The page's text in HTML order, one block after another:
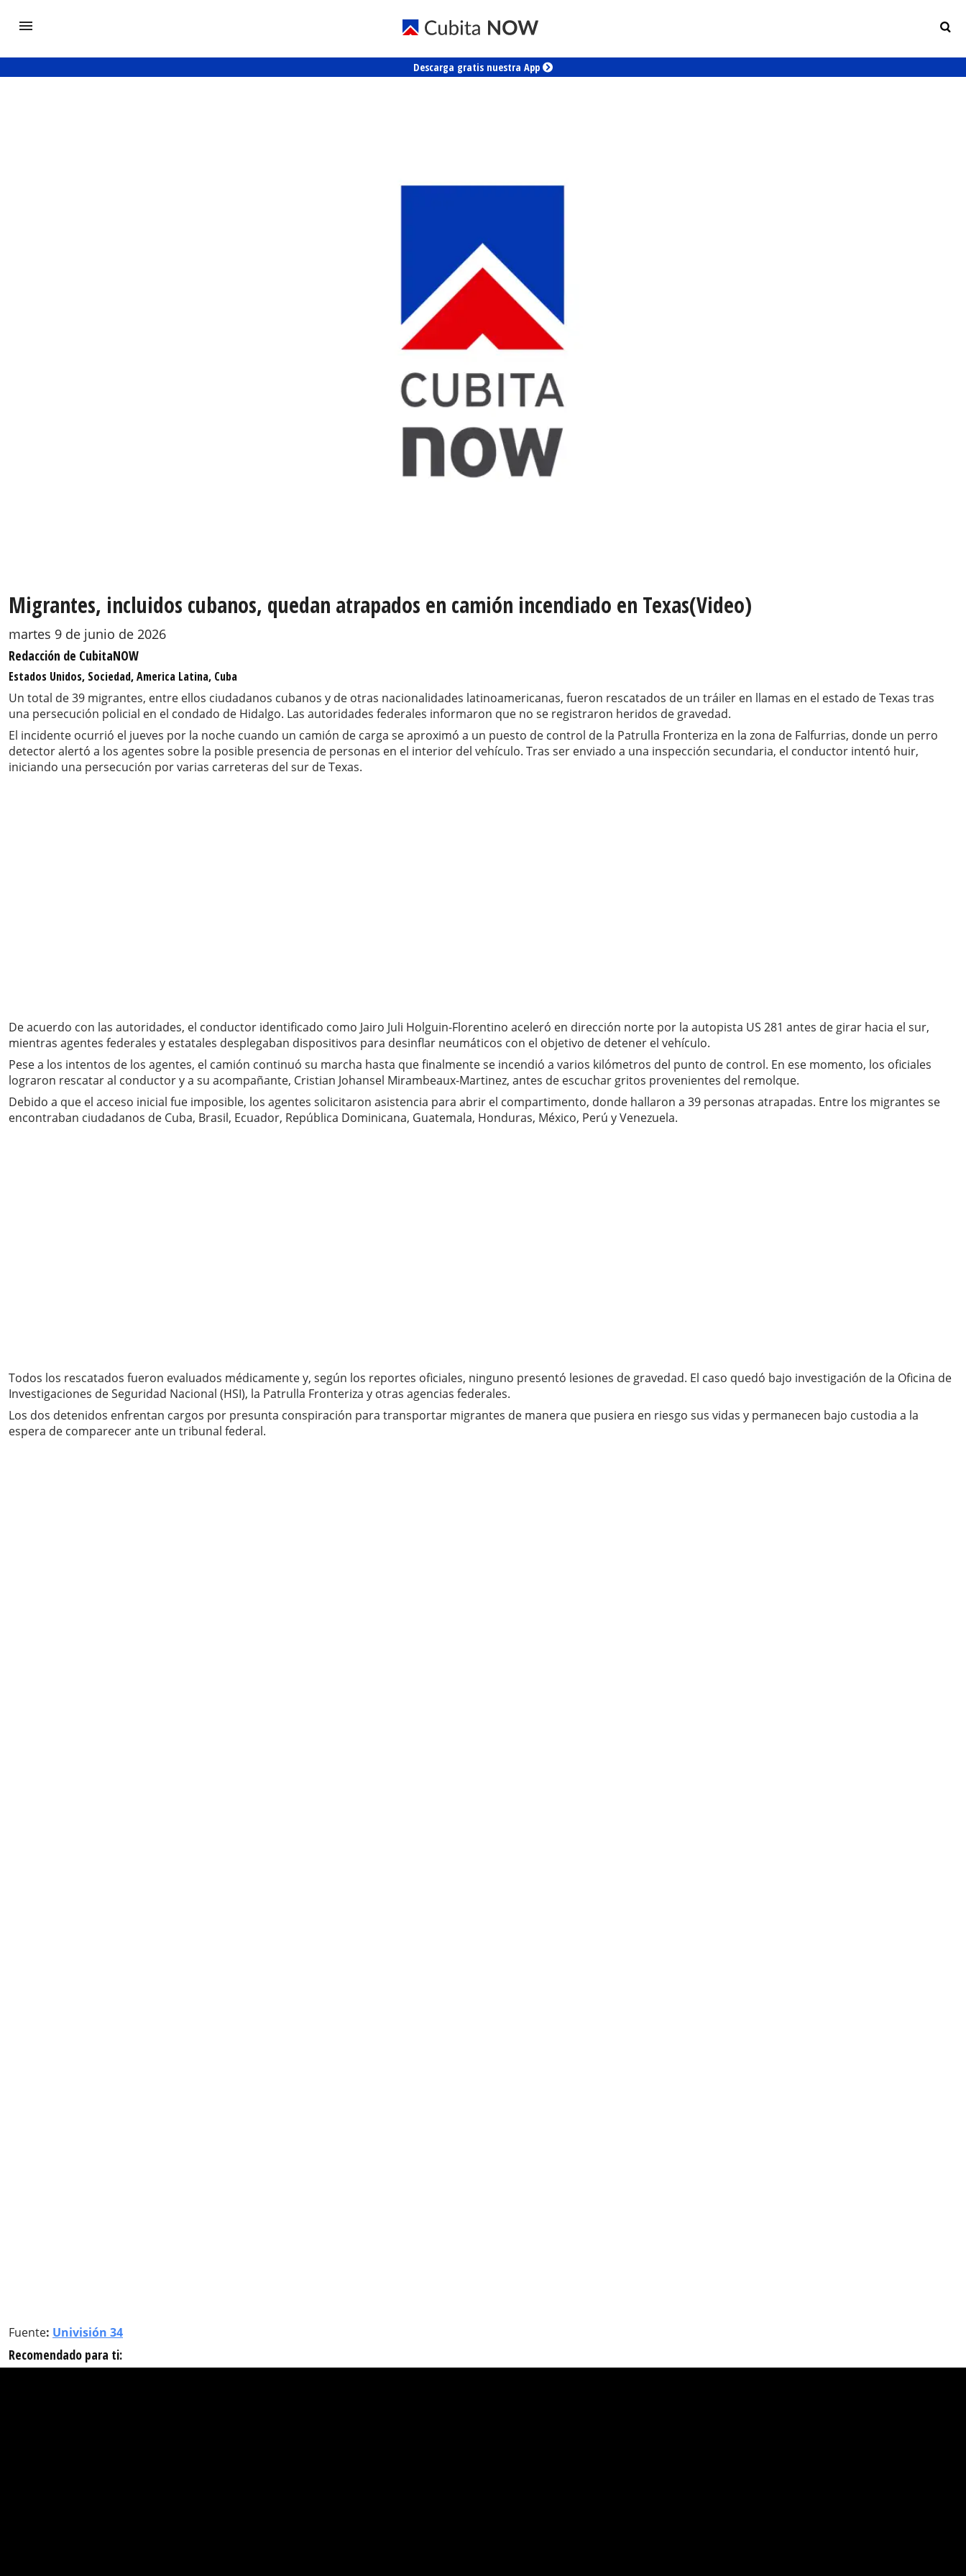
Descarga gratis nuestra App
Migrantes, incluidos cubanos, quedan atrapados en camión incendiado en Texas(Video)
martes 9 de junio de 2026
Redacción de CubitaNOW
Estados Unidos, Sociedad, America Latina, Cuba
Un total de 39 migrantes, entre ellos ciudadanos cubanos y de otras nacionalidades latinoamericanas, fueron rescatados de un tráiler en llamas en el estado de Texas tras
una persecución policial en el condado de Hidalgo. Las autoridades federales informaron que no se registraron heridos de gravedad.
El incidente ocurrió el jueves por la noche cuando un camión de carga se aproximó a un puesto de control de la Patrulla Fronteriza en la zona de Falfurrias, donde un perro
detector alertó a los agentes sobre la posible presencia de personas en el interior del vehículo. Tras ser enviado a una inspección secundaria, el conductor intentó huir,
iniciando una persecución por varias carreteras del sur de Texas.
De acuerdo con las autoridades, el conductor identificado como Jairo Juli Holguin-Florentino aceleró en dirección norte por la autopista US 281 antes de girar hacia el sur,
mientras agentes federales y estatales desplegaban dispositivos para desinflar neumáticos con el objetivo de detener el vehículo.
Pese a los intentos de los agentes, el camión continuó su marcha hasta que finalmente se incendió a varios kilómetros del punto de control. En ese momento, los oficiales
lograron rescatar al conductor y a su acompañante, Cristian Johansel Mirambeaux-Martinez, antes de escuchar gritos provenientes del remolque.
Debido a que el acceso inicial fue imposible, los agentes solicitaron asistencia para abrir el compartimento, donde hallaron a 39 personas atrapadas. Entre los migrantes se
encontraban ciudadanos de Cuba, Brasil, Ecuador, República Dominicana, Guatemala, Honduras, México, Perú y Venezuela.
Todos los rescatados fueron evaluados médicamente y, según los reportes oficiales, ninguno presentó lesiones de gravedad. El caso quedó bajo investigación de la Oficina de
Investigaciones de Seguridad Nacional (HSI), la Patrulla Fronteriza y otras agencias federales.
Los dos detenidos enfrentan cargos por presunta conspiración para transportar migrantes de manera que pusiera en riesgo sus vidas y permanecen bajo custodia a la
espera de comparecer ante un tribunal federal.
Fuente: Univisión 34
Recomendado para ti: